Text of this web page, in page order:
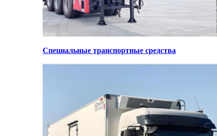
Специальные транспортные средства